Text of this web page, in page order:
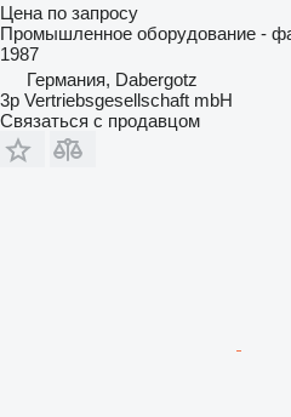
Цена по запросу
Промышленное оборудование -
1987
Германия, Dabergotz
3p Vertriebsgesellschaft mbH
Связаться с продавцом